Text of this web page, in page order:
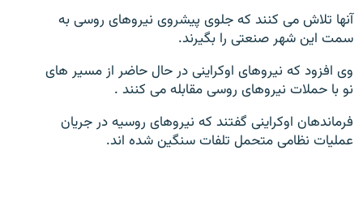
آنها تلاش می کنند که جلوی پیشروی نیروهای روسی به
سمت این شهر صنعتی را بگیرند.
وی افزود که نیروهای اوکراینی در حال حاضر از مسیر های
نو با حملات نیروهای روسی مقابله می کنند .
فرماندهان اوکراینی گفتند که نیروهای روسیه در جریان
عملیات نظامی متحمل تلفات سنگین شده اند.